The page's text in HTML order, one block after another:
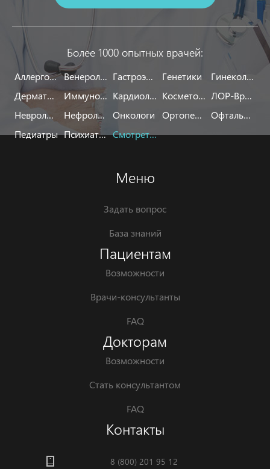
Более 1000 опытных врачей:
Аллергологи Венерологи Гастроэнтерологи Генетики
Гинекологи
Дерматологи
Иммунологи Кардиологи Косметологи
ЛОР-Врачи
Неврологи
Нефрологи Онкологи Ортопеды
Офтальмологи
Педиатры
Психиатры Смотреть все
Меню
Задать вопрос
База знаний
Пациентам
Возможности
Врачи-консультанты
FAQ
Докторам
Возможности
Стать консультантом
FAQ
Контакты
8 (800) 201 95 12